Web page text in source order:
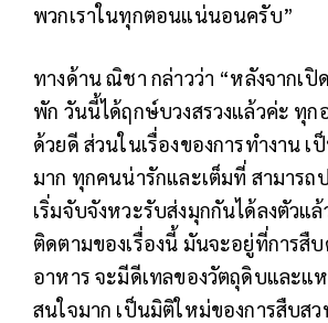
พวกเราในทุกตอนแน่นอนครับ”
ทางด้าน ณิชา กล่าวว่า “หลังจากเปิ
พัก วันนี้ได้ฤกษ์บวงสรวงแล้วค่ะ ทุก
ด้วยดี ส่วนในเรื่องของการทำงาน เ
มาก ทุกคนน่ารักและเต็มที่ สามารถ
เริ่มจับจังหวะรับส่งมุกกันได้ลงตัวแ
ติดตามของเรื่องนี้ มันจะอยู่ที่การสื
อาหาร จะมีดีเทลของวัตถุดิบและแ
สนใจมาก เป็นมิติใหม่ของการสืบส